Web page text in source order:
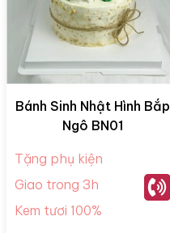
Bánh Sinh Nhật Hình Bắp
Ngô BN01
Tặng phụ kiện
Giao trong 3h
Kem tươi 100%